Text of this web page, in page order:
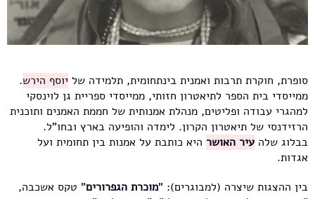
סופרת, חוקרת תרבות ואמנית בינתחומית, תלמידה של יוסף הירש.
ממייסדי בית הספר לתיאטרון חזותי, ממייסדי ספריית גן לוינסקי
למהגרי עבודה ופליטים, מנהלת אמנותית של חממת האמנים ותוכנית
הרזידנסי של תיאטרון הקרון. לימדה והופיעה בארץ ובחו"ל.
בבלוג שלה עיר האושר היא כותבת על אמנות בין תחומית ועל
אגדות.
בין ההצגות שיצרה (למבוגרים): "מוכרת הגפרורים" טקס אשכבה,